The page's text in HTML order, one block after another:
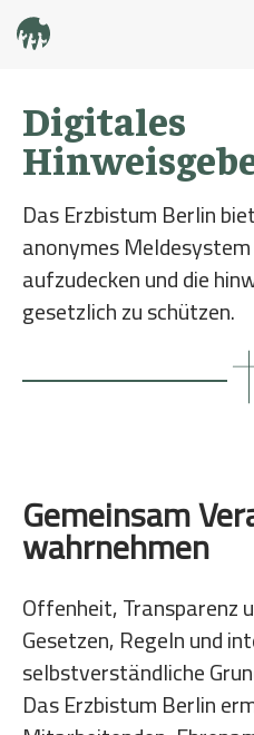
Digitales
Das Erzbistum Berlin
anonymes
aufzudecken und die
gesetzlich zu schützen.
Gemeinsam
wahrnehmen
Offenheit, Transparenz
Gesetzen, Regeln und
selbstverständliche
Das Erzbistum Berlin